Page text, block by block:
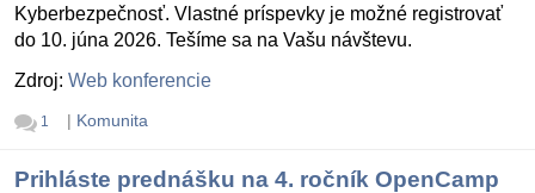
Kyberbezpečnosť. Vlastné príspevky je možné registrovať
do 10. júna 2026. Tešíme sa na Vašu návštevu.
Zdroj: Web konferencie
1 | Komunita
Prihláste prednášku na 4. ročník OpenCamp